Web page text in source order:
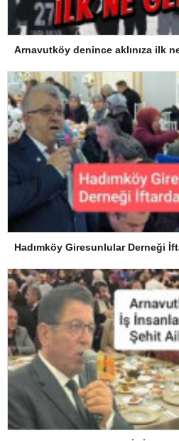
Arnavutköy denince aklınıza ilk
Hadımköy Giresunlular Derneği